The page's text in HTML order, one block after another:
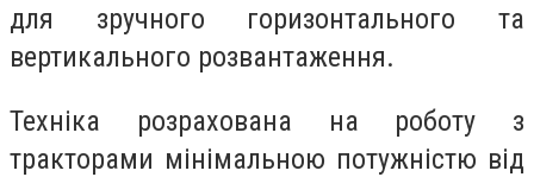
для зручного горизонтального та
вертикального розвантаження.
Техніка розрахована на роботу з
тракторами мінімальною потужністю від